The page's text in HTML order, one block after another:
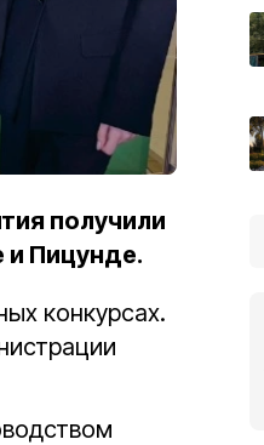
получили
и Пицунде.
конкурсах.